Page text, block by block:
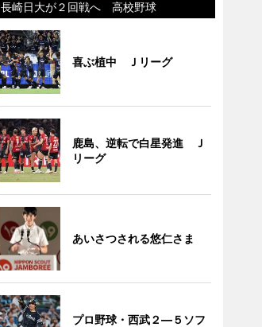
長崎日大が２回戦へ 高校野球
喜ぶ植中 Ｊリーグ
鹿島、逆転で白星発進 Ｊ
リーグ
あいさつされる悠仁さま
プロ野球・西武２―５ソフ